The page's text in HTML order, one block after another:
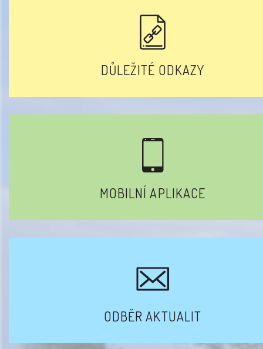
DŮLEŽITÉ ODKAZY
MOBILNÍ APLIKACE
ODBĚR AKTUALIT